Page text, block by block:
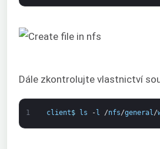
Dále zkontrolujte vlastnictví
1 client$ ls - l /nfs/general/